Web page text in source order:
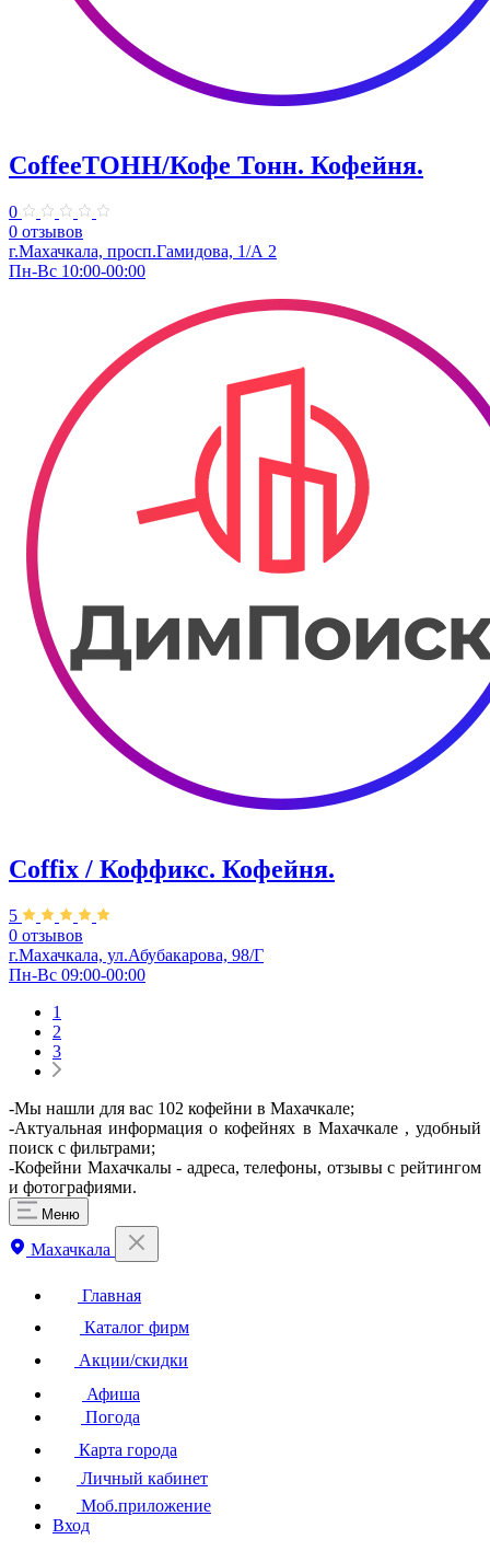
CoffeeТОНН/Кофе Тонн. Кофейня.
0
0 отзывов
г.Махачкала, просп.Гамидова, 1/А 2
Пн-Вс 10:00-00:00
Coffix / Коффикс. Кофейня.
5
0 отзывов
г.Махачкала, ул.Абубакарова, 98/Г
Пн-Вс 09:00-00:00
1
2
3
-Мы нашли для вас 102 кофейни в Махачкале;
-Актуальная информация о кофейнях в Махачкале , удобный
поиск с фильтрами;
-Кофейни Махачкалы - адреса, телефоны, отзывы с рейтингом
и фотографиями.
Меню
Махачкала
Главная
Каталог фирм
Акции/скидки
Афиша
Погода
Карта города
Личный кабинет
Моб.приложение
Вход